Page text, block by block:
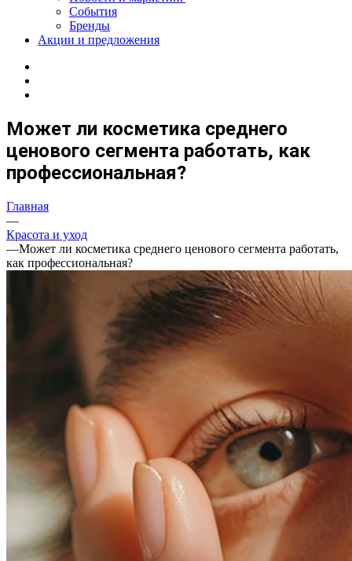
События
Бренды
Акции и предложения
Может ли косметика среднего
ценового сегмента работать, как
профессиональная?
Главная
—
Красота и уход
—Может ли косметика среднего ценового сегмента работать,
как профессиональная?